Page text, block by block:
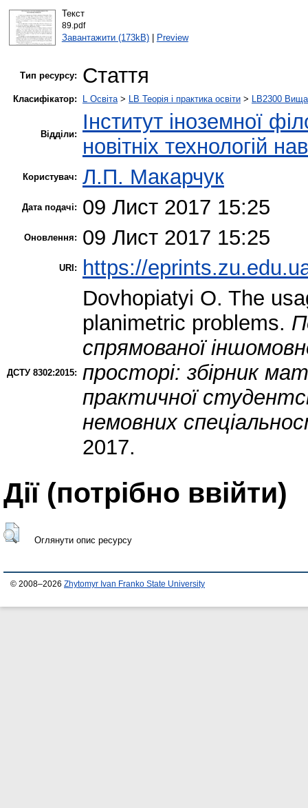
Текст
89.pdf
Завантажити (173kB)| Preview
Тип ресурсу: Стаття
Класифікатор: L Освіта> LB Теорія і практика освіти > LB2300 Вища
Відділи:
Інститут іноземної
новітніх технологій
Користувач: Л.П. Макарчук
Дата подачі: 09 Лист 2017 15:25
Оновлення: 09 Лист 2017 15:25
URI: https://
ДСТУ 8302:2015:
Dovhopiatyi O. The
planimetric problems.
спрямованої
просторі: збірник
практичної
немовних
2017.
Дії ​​(потрібно ввійти)
Оглянути опис ресурсу
© 2008–2026 Zhytomyr Ivan Franko State University